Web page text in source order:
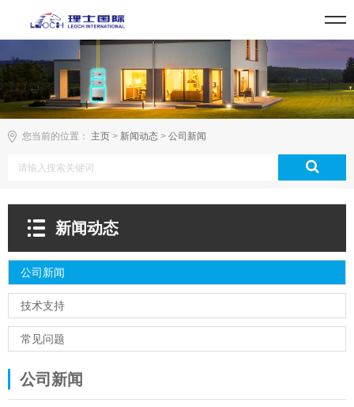
您当前的位置： 主页 > 新闻动态 > 公司新闻
新闻动态
公司新闻
技术支持
常见问题
公司新闻